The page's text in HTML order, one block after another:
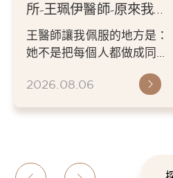
所-王珮伊醫師-從門牙縫
到自信笑容：美白貼片打
造更精緻的微笑曲線
王珮伊醫師在規劃貼片時，
除了考量牙齒本身條件，也
微笑方式等細節出發，協助
2026.06.26